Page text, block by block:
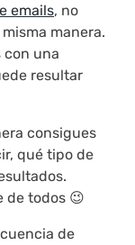
emails, no
manera.
con una
resultar
consigues
qué tipo de
de todos 😉
de